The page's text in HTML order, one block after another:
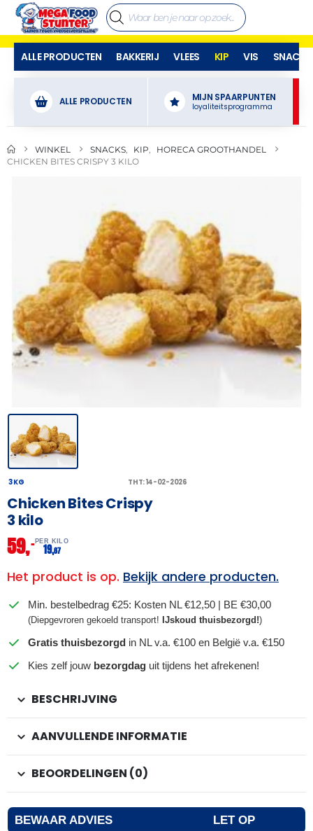
ALLE PRODUCTEN BAKKERIJ VLEES KIP VIS SNACKS
ALLE PRODUCTEN MIJN SPAARPUNTEN
loyaliteitsprogramma
WINKEL SNACKS KIP
HORECA GROOTHANDEL
CHICKEN BITES CRISPY 3 KILO
3 KG THT: 14-02-2026
Chicken Bites Crispy
3 kilo
59,– PER KILO
19,67
Het product is op. Bekijk andere producten.
Min. bestelbedrag €25: Kosten NL €12,50 | BE €30,00
(Diepgevroren gekoeld transport! IJskoud thuisbezorgd!)
Gratis thuisbezorgd in NL v.a. €100 en België v.a. €150
Kies zelf jouw bezorgdag uit tijdens het afrekenen!
BESCHRIJVING
AANVULLENDE INFORMATIE
BEOORDELINGEN (0)
BEWAAR ADVIES LET OP